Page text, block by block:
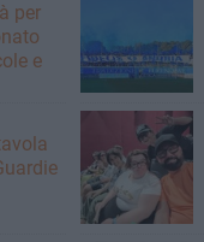
per
e